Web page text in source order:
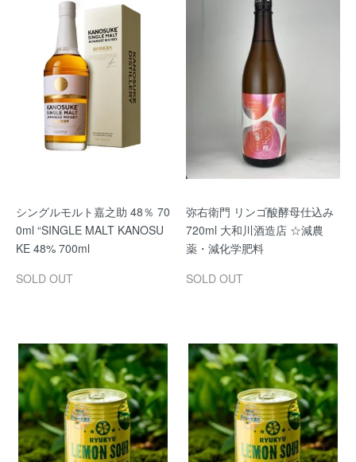
シングルモルト嘉之助 48％ 70
0ml “SINGLE MALT KANOSU
KE 48% 700ml
SOLD OUT
弥右衛門 リンゴ酸酵母仕込み
720ml 大和川酒造店 ☆減農
薬・減化学肥料
SOLD OUT